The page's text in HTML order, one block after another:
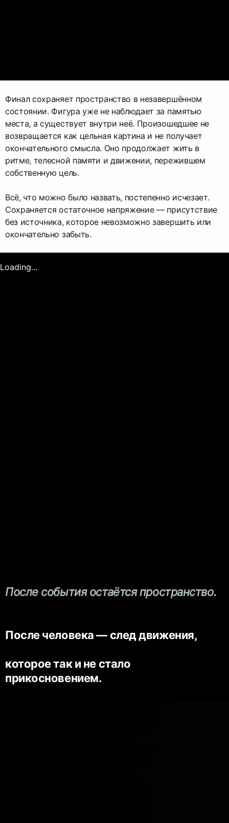
Финал сохраняет пространство в незавершённом
состоянии. Фигура уже не наблюдает за памятью
места, а существует внутри неё. Произошедшее не
возвращается как цельная картина и не получает
окончательного смысла. Оно продолжает жить в
ритме, телесной памяти и движении, пережившем
собственную цель.
Всё, что можно было назвать, постепенно исчезает.
Сохраняется остаточное напряжение — присутствие
без источника, которое невозможно завершить или
окончательно забыть.
Loading...
После события остаётся пространство.
После человека — след движения,
которое так и не стало
прикосновением.